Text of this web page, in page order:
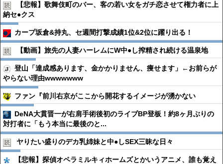
【悲報】歌舞伎町のバー、客の若い女をガチ恋させて権力者に上
納セ●︎クス
カープ坂倉&持丸、セ週間打撃成績1位&2位に躍り出る！
【動画】旅先の人妻ハーレムにW中●︎し搾精され続ける温泉地
登山「達成感あります、金かかりません、痩せます」←お前らが
やらない理由wwwwwww
ファン『前川右京がここから開花するイメージが湧かない
DeNA大貫晋一が右肩手術後初のライブBP登板！約8ヶ月ぶりの
対打者に「もう本当に最後のと...
ヤりたい盛りのデカ乳姉妹と中●︎しSEX三昧な日々
【悲報】探偵オペラミルキィホームズとかいうアニメ、誰も覚え